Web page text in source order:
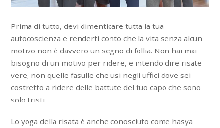
Prima di tutto, devi dimenticare tutta la tua
autocoscienza e renderti conto che la vita senza alcun
motivo non è davvero un segno di follia. Non hai mai
bisogno di un motivo per ridere, e intendo dire risate
vere, non quelle fasulle che usi negli uffici dove sei
costretto a ridere delle battute del tuo capo che sono
solo tristi.
Lo yoga della risata è anche conosciuto come hasya